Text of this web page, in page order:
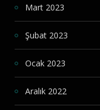
Mart 2023
Şubat 2023
Ocak 2023
Aralık 2022